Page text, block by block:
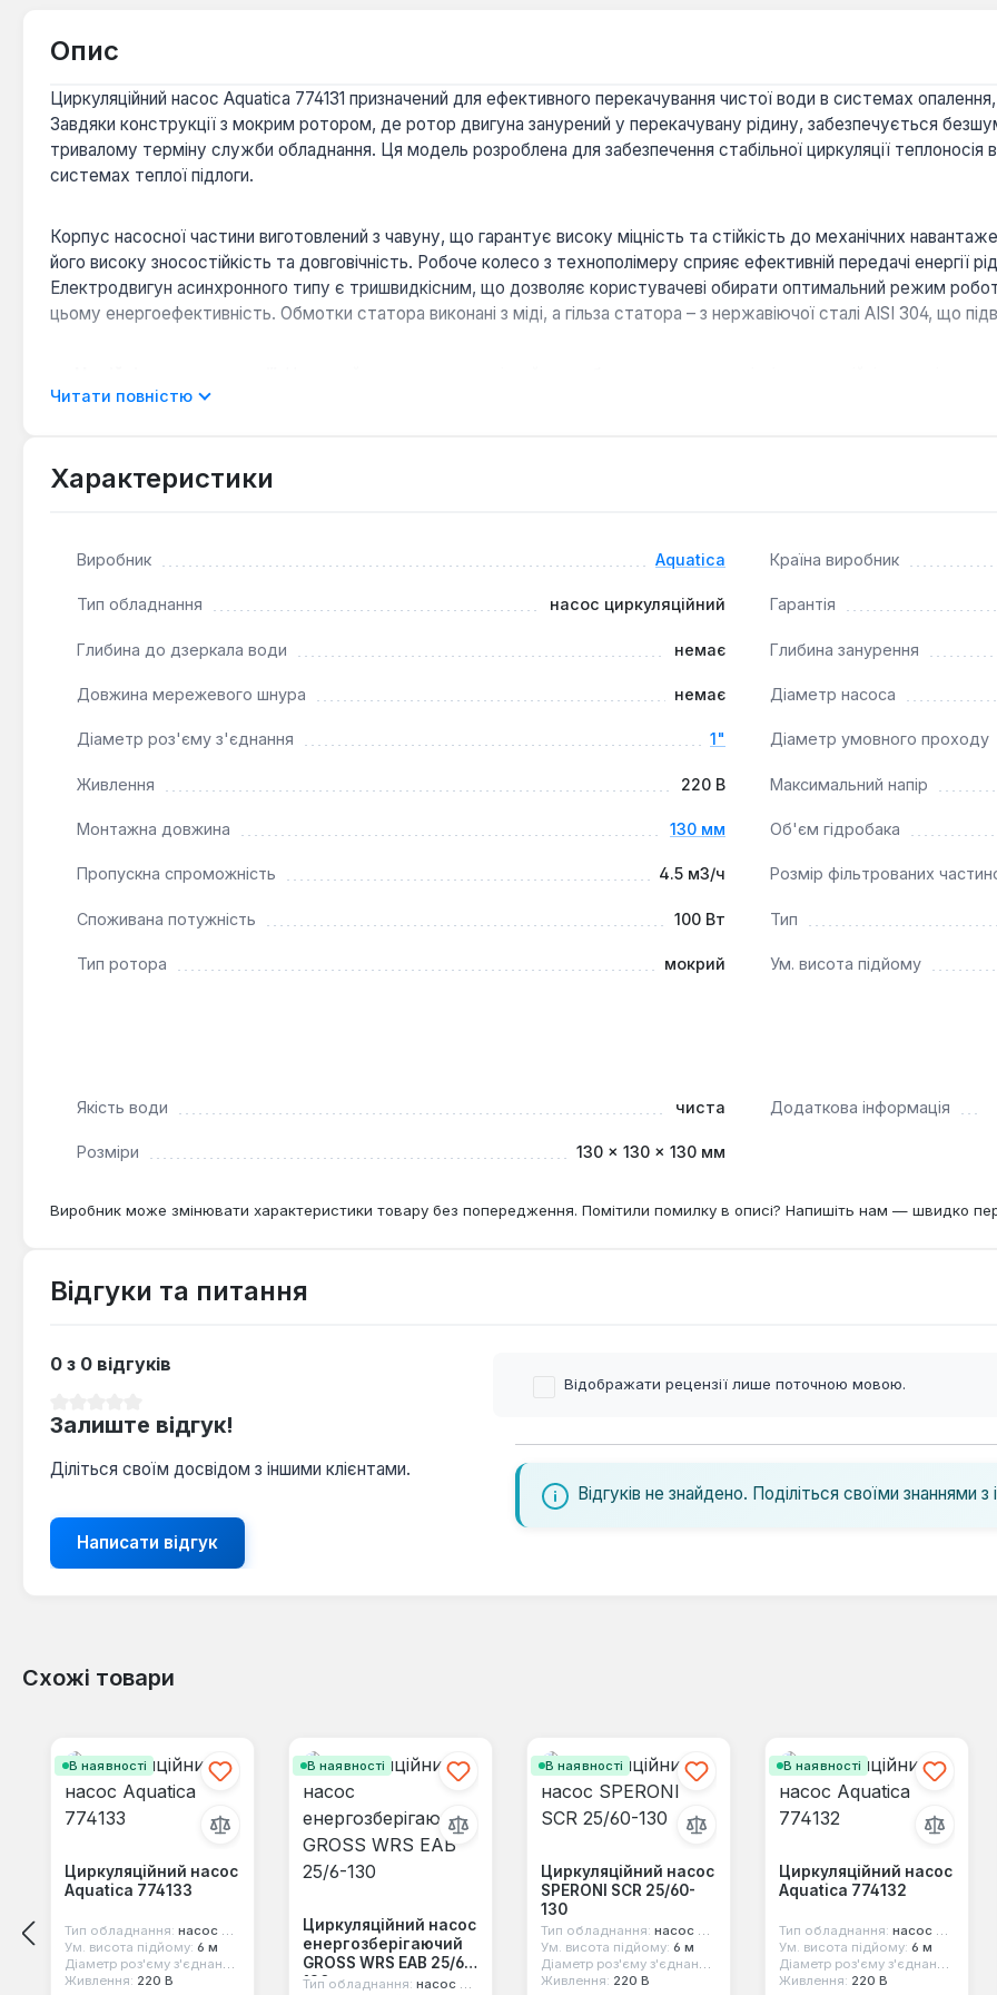
Опис
Циркуляційний насос Aquatica 774131 призначений для ефективного перекачування чистої води в системах
Завдяки конструкції з мокрим ротором, де ротор двигуна занурений у перекачувану рідину, забезпечується
тривалому терміну служби обладнання. Ця модель розроблена для забезпечення стабільної циркуляції
системах теплої підлоги.
Корпус насосної частини виготовлений з чавуну, що гарантує високу міцність та стійкість до механічних
його високу зносостійкість та довговічність. Робоче колесо з технополімеру сприяє ефективній передачі енергії
Електродвигун асинхронного типу є тришвидкісним, що дозволяє користувачеві обирати оптимальний режим
цьому енергоефективність. Обмотки статора виконані з міді, а гільза статора – з нержавіючої сталі AISI 304, що
Енергоефективність та гнучкість:
технічних приміщень.
систем. Він здатний забезпечувати максимальний напір до 6 метрів та пропускну спроможність до 4.5 м³/год при
використання в домогосподарствах, невеликих приватних будинках та котеджах, де потрібна стабільна
діапазоні 6.5-8.5.
Читати повністю
Характеристики
Виробник Aquatica Країна виробник
Тип обладнання насос циркуляційний Гарантія
Глибина до дзеркала води немає Глибина занурення
Довжина мережевого шнура немає Діаметр насоса
Діаметр роз'єму з'єднання 1" Діаметр умовного проходу
Живлення 220 В Максимальний напір
Монтажна довжина 130 мм Об'єм гідробака
Пропускна спроможність 4.5 м3/ч Розмір фільтрованих
Споживана потужність 100 Вт Тип
Тип ротора мокрий Ум. висота підйому
Якість води чиста Додаткова інформація
Розміри 130 × 130 × 130 мм
Виробник може змінювати характеристики товару без попередження. Помітили помилку в описі? Напишіть нам — швидко
Відгуки та питання
0 з 0 відгуків
Залиште відгук!
Діліться своїм досвідом з іншими клієнтами.
Написати відгук
Відображати рецензії лише поточною мовою.
Відгуків не знайдено. Поділіться своїми знаннями з
Схожі товари
В наявності
Циркуляційний насос
Aquatica 774133
Тип обладнання: насос циркуляційний
Ум. висота підйому: 6 м
Діаметр роз'єму з'єднання:
Живлення: 220 В
В наявності
Циркуляційний насос
енергозберігаючий
GROSS WRS EAB 25/6-
130
Тип обладнання: насос циркуляційний
В наявності
Циркуляційний насос
SPERONI SCR 25/60-
130
Тип обладнання: насос циркуляційний
Ум. висота підйому: 6 м
Діаметр роз'єму з'єднання:
Живлення: 220 В
В наявності
Циркуляційний насос
Aquatica 774132
Тип обладнання: насос циркуляційний
Ум. висота підйому: 6 м
Діаметр роз'єму з'єднання:
Живлення: 220 В